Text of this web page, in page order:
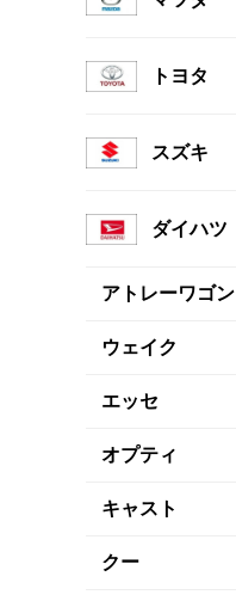
トヨタ
スズキ
ダイハツ
アトレーワゴン
ウェイク
エッセ
オプティ
キャスト
クー